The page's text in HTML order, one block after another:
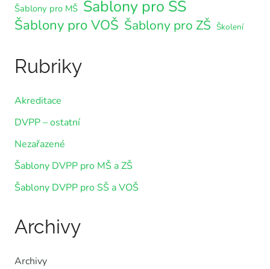
Šablony pro MŠ Šablony pro SŠ
Šablony pro VOŠ Šablony pro ZŠ Školení
Rubriky
Akreditace
DVPP – ostatní
Nezařazené
Šablony DVPP pro MŠ a ZŠ
Šablony DVPP pro SŠ a VOŠ
Archivy
Archivy